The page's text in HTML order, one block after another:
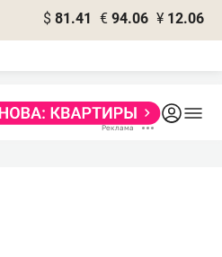
$ 81.41 € 94.06 ¥ 12.06